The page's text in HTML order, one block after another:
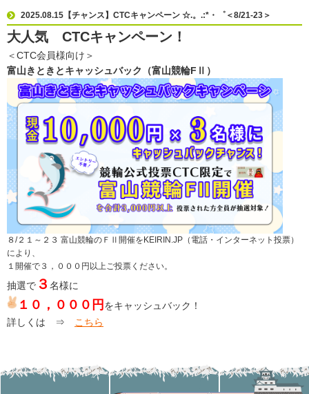
2025.08.15【チャンス】CTCキャンペーン ☆.。.:*・゜＜8/21-23＞
大人気 CTCキャンペーン！
＜CTC会員様向け＞
富山きときとキャッシュバック（富山競輪FⅡ）
８/２１～２３ 富山競輪のＦⅡ開催をKEIRIN.JP（電話・インターネット投票）
により、
１開催で３，０００円以上ご投票ください。
抽選で ３ 名様に
１０，０００円 をキャッシュバック！
詳しくは ⇒
こちら